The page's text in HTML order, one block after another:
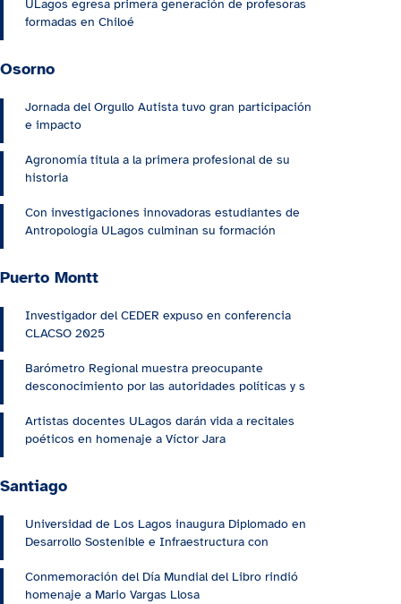
ULagos egresa primera generación de profesoras
formadas en Chiloé
Osorno
Jornada del Orgullo Autista tuvo gran participación
e impacto
Agronomía titula a la primera profesional de su
historia
Con investigaciones innovadoras estudiantes de
Antropología ULagos culminan su formación
Puerto Montt
Investigador del CEDER expuso en conferencia
CLACSO 2025
Barómetro Regional muestra preocupante
desconocimiento por las autoridades políticas y s
Artistas docentes ULagos darán vida a recitales
poéticos en homenaje a Víctor Jara
Santiago
Universidad de Los Lagos inaugura Diplomado en
Desarrollo Sostenible e Infraestructura con
Conmemoración del Día Mundial del Libro rindió
homenaje a Mario Vargas Llosa